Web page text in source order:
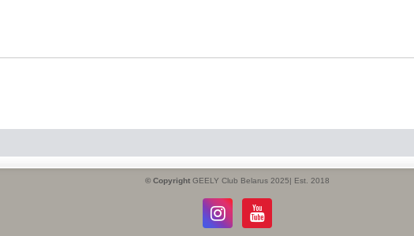
© Copyright GEELY Club Belarus 2025| Est. 2018